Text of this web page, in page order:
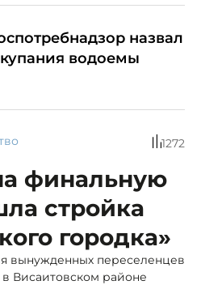
назвал
водоемы
1272
финальную
стройка
городка»
вынужденных переселенцев
Висаитовском районе